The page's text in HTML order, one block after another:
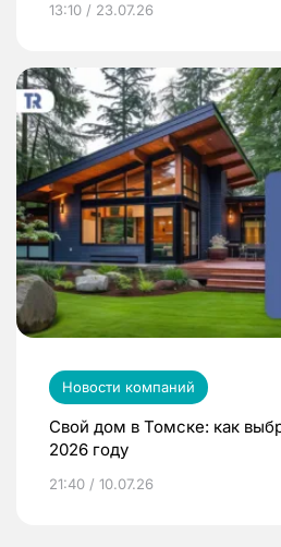
13:10 / 23.07.26
Новости компаний
Свой дом в Томске: как
2026 году
21:40 / 10.07.26